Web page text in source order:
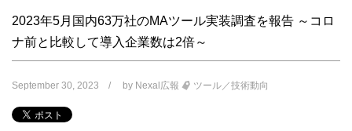
2023年5月国内63万社のMAツール実装調査を報告 ～コロ
ナ前と比較して導入企業数は2倍～
September 30, 2023 by Nexal広報 ツール／技術動向